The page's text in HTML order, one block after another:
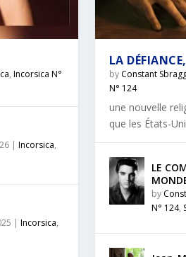
,Incorsica N°
|Incorsica,
|Incorsica,
LA DÉFIANCE,
by Constant
N° 124
une nouvelle
que les États-
LE
by
N° 124,